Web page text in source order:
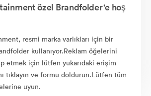
özel Brandfolder'e hoş
resmi marka varlıkları için bir
kullanıyor.Reklam öğelerini
etmek için lütfen yukarıdaki erişim
tıklayın ve formu doldurun.Lütfen tüm
uyun.